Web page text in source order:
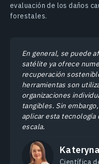
evaluación de los daños
forestales.
En general, se puede
satélite ya ofrece
recuperación
herramientas son
organizaciones
tangibles. Sin
aplicar esta tecnología
escala.
Científica